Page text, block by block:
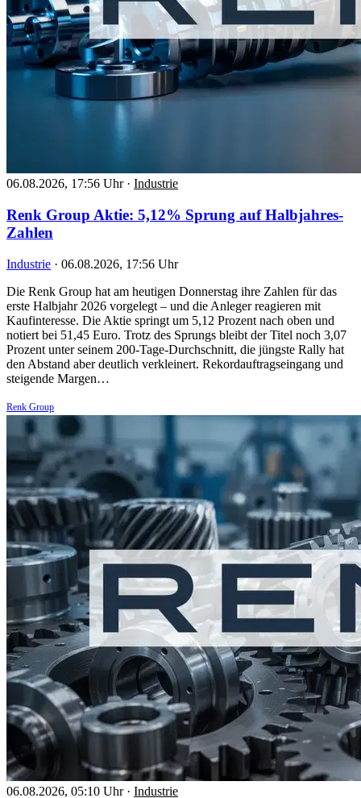
06.08.2026, 17:56 Uhr · Industrie
Renk Group Aktie: 5,12% Sprung auf Halbjahres-
Zahlen
Industrie · 06.08.2026, 17:56 Uhr
Die Renk Group hat am heutigen Donnerstag ihre Zahlen für das
erste Halbjahr 2026 vorgelegt – und die Anleger reagieren mit
Kaufinteresse. Die Aktie springt um 5,12 Prozent nach oben und
notiert bei 51,45 Euro. Trotz des Sprungs bleibt der Titel noch 3,07
Prozent unter seinem 200-Tage-Durchschnitt, die jüngste Rally hat
den Abstand aber deutlich verkleinert. Rekordauftragseingang und
steigende Margen…
Renk Group
06.08.2026, 05:10 Uhr · Industrie